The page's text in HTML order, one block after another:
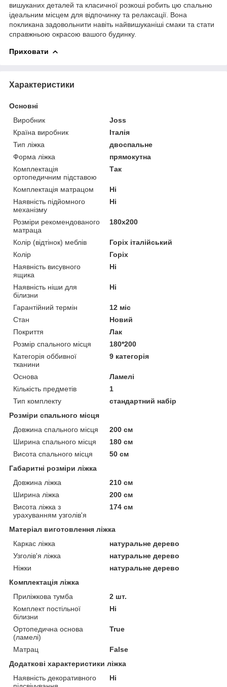
вишуканих деталей та класичної розкоші робить цю спальню
ідеальним місцем для відпочинку та релаксації. Вона
покликана задовольнити навіть найвишуканіші смаки та стати
справжньою окрасою вашого будинку.
Приховати
Характеристики
Основні
Виробник
Joss
Країна виробник
Італія
Тип ліжка
двоспальне
Форма ліжка
прямокутна
Комплектація
ортопедичним підставою
Так
Комплектація матрацом
Ні
Наявність підйомного
механізму
Ні
Розміри рекомендованого
матраца
180х200
Колір (відтінок) меблів
Горіх італійський
Колір
Горіх
Наявність висувного
ящика
Ні
Наявність ніши для
білизни
Ні
Гарантійний термін
12 міс
Стан
Новий
Покриття
Лак
Розмір спального місця
180*200
Категорія оббивної
тканини
9 категорія
Основа
Ламелі
Кількість предметів
1
Тип комплекту
стандартний набір
Розміри спального місця
Довжина спального місця
200 см
Ширина спального місця
180 см
Висота спального місця
50 см
Габаритні розміри ліжка
Довжина ліжка
210 см
Ширина ліжка
200 см
Висота ліжка з
урахуванням узголів'я
174 см
Матеріал виготовлення ліжка
Каркас ліжка
натуральне дерево
Узголів'я ліжка
натуральне дерево
Ніжки
натуральне дерево
Комплектація ліжка
Приліжкова тумба
2 шт.
Комплект постільної
білизни
Ні
Ортопедична основа
(ламелі)
True
Матрац
False
Додаткові характеристики ліжка
Наявність декоративного
Ні